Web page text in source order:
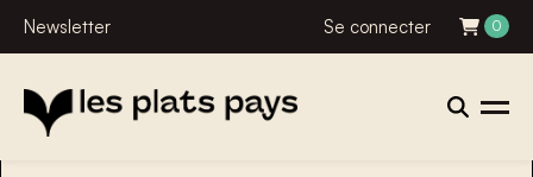
Newsletter Se connecter 0